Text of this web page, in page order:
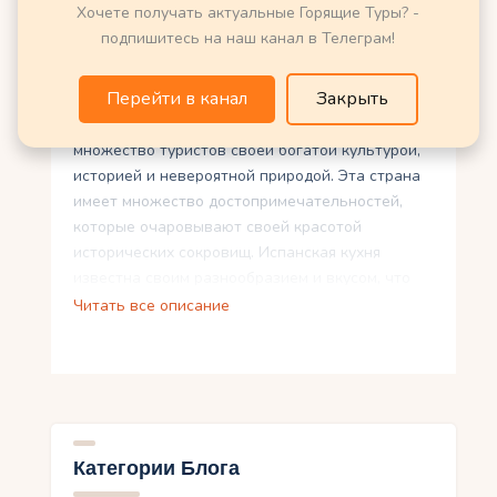
Испания – страна, которая привлекает
множество туристов своей богатой культурой,
историей и невероятной природой. Эта страна
имеет множество достопримечательностей,
которые очаровывают своей красотой
исторических сокровищ. Испанская кухня
привлекает гостей. Кроме того, в Испании есть
посетить. Атмосфера фестивалей и культурных
событий в Испании также удивительна и
Читать все описание
Категории Блога
Хочете получать актуальные Горящие Туры? -
подпишитесь на наш канал в Телеграм!
Перейти в канал Закрыть